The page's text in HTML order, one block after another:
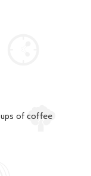
of coffee